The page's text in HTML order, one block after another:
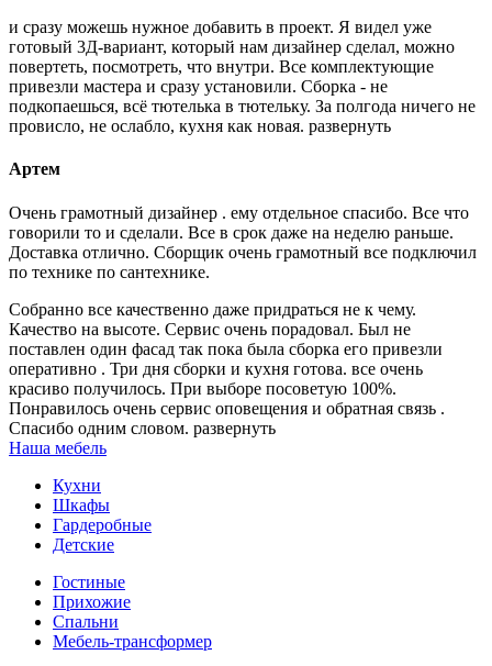
и сразу можешь нужное добавить в проект. Я видел уже
готовый 3Д-вариант, который нам дизайнер сделал, можно
повертеть, посмотреть, что внутри. Все комплектующие
привезли мастера и сразу установили. Сборка - не
подкопаешься, всё тютелька в тютельку. За полгода ничего не
провисло, не ослабло, кухня как новая. развернуть
Артем
Очень грамотный дизайнер . ему отдельное спасибо. Все что
говорили то и сделали. Все в срок даже на неделю раньше.
Доставка отлично. Сборщик очень грамотный все подключил
по технике по сантехнике.
Собранно все качественно даже придраться не к чему.
Качество на высоте. Сервис очень порадовал. Был не
поставлен один фасад так пока была сборка его привезли
оперативно . Три дня сборки и кухня готова. все очень
красиво получилось. При выборе посоветую 100%.
Понравилось очень сервис оповещения и обратная связь .
Спасибо одним словом. развернуть
Наша мебель
Кухни
Шкафы
Гардеробные
Детские
Гостиные
Прихожие
Cпальни
Мебель-трансформер